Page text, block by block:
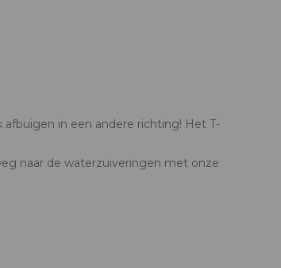
in een andere richting! Het T-
naar de waterzuiveringen met onze